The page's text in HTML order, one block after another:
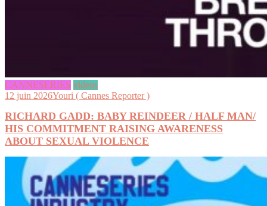
CANNESERIES videos
12 juin 2026Youri ( Cannes Reporter )
RICHARD GADD: BABY REINDEER / HALF MAN/
HIS COMMITMENT RAISING AWARENESS
ABOUT SEXUAL VIOLENCE